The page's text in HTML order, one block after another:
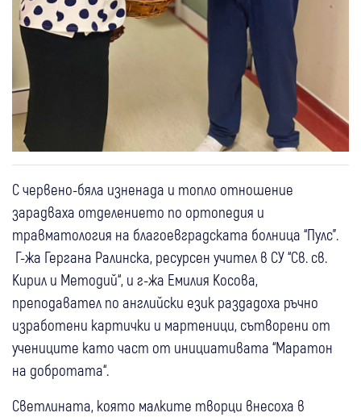
С червено-бяла изненада и топло отношение
зарадваха отделението по ортопедия и
травматология на благоевградската болница “Пулс”.
Г-жа Гергана Ралинска, ресурсен учител в СУ “Св. св.
Кирил и Методий“, и г-жа Емилия Косова,
преподавател по английски език раздадоха ръчно
изработени картички и мартеници, сътворени от
учениците като част от инициативата “Маратон
на добротата“.
Светлината, която малките творци внесоха в